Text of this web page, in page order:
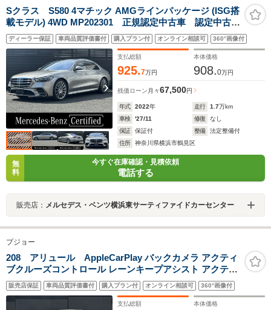
Sクラス S580 4マチック AMGラインパッケージ (ISG搭
載モデル) 4WD MP202301 正規認定中古車 認定中古車
保証2年付き AMGラインパッケージ パノラミックス
ライディングルーフ ブルメスターサラウンドサウンド
システム ACC 360°カメラ オートトランク レーダ
ーセーフティ LED USB
ディーラー保証 車両品質評価書付 購入プラン付 オンライン相談可 360°画像付
支払総額
925.7万円
本体価格
908.0万円
残価ローン 月々67,500円
年式 2022年 走行 1.7万km
車検
'27/11 修復
なし
保証
保証付 整備
法定整備付
住所
神奈川県横浜市鶴見区
無
料
今すぐ在庫確認・見積依頼
電話する
販売店： メルセデス・ベンツ横浜東サーティファイドカーセンター
プジョー
208 アリュール AppleCarPlay バックカメラ アクティ
ブクルーズコントロール レーンキープアシスト アクティ
ブセーフティブレーキ 前後ドラレコ スマートキー ドライ
ブモード ハーフレザーシート 純16incAW LEDライト
ETC
販売店保証 車両品質評価書付 購入プラン付 オンライン相談可 360°画像付
支払総額 本体価格